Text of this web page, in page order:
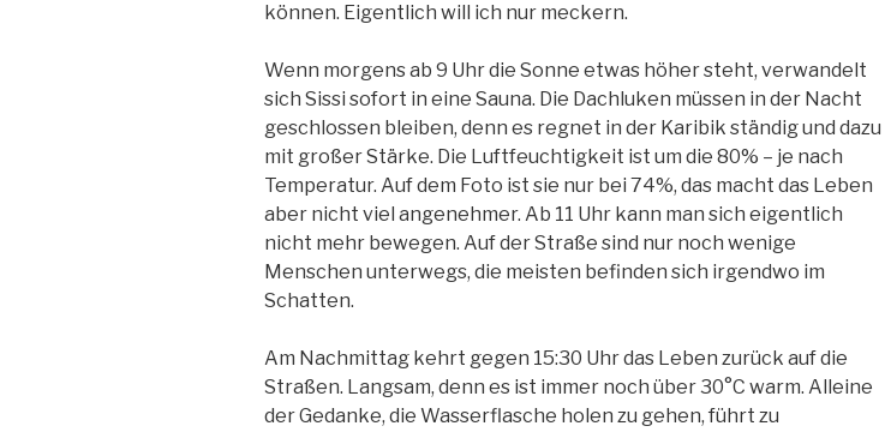
können. Eigentlich will ich nur meckern.
Wenn morgens ab 9 Uhr die Sonne etwas höher steht, verwandelt
sich Sissi sofort in eine Sauna. Die Dachluken müssen in der Nacht
geschlossen bleiben, denn es regnet in der Karibik ständig und dazu
mit großer Stärke. Die Luftfeuchtigkeit ist um die 80% – je nach
Temperatur. Auf dem Foto ist sie nur bei 74%, das macht das Leben
aber nicht viel angenehmer. Ab 11 Uhr kann man sich eigentlich
nicht mehr bewegen. Auf der Straße sind nur noch wenige
Menschen unterwegs, die meisten befinden sich irgendwo im
Schatten.
Am Nachmittag kehrt gegen 15:30 Uhr das Leben zurück auf die
Straßen. Langsam, denn es ist immer noch über 30°C warm. Alleine
der Gedanke, die Wasserflasche holen zu gehen, führt zu